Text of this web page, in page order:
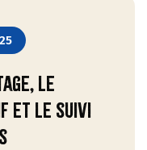
le
et le suivi